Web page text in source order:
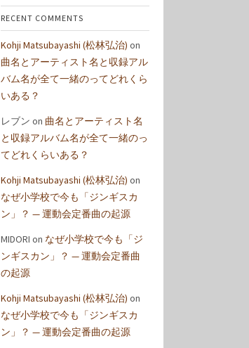
RECENT COMMENTS
Kohji Matsubayashi (松林弘治) on
曲名とアーティスト名と収録アル
バム名が全て一緒のってどれくら
いある？
レブン on 曲名とアーティスト名
と収録アルバム名が全て一緒のっ
てどれくらいある？
Kohji Matsubayashi (松林弘治) on
なぜ小学校で今も「ジンギスカ
ン」？ — 運動会定番曲の起源
MIDORI on なぜ小学校で今も「ジ
ンギスカン」？ — 運動会定番曲
の起源
Kohji Matsubayashi (松林弘治) on
なぜ小学校で今も「ジンギスカ
ン」？ — 運動会定番曲の起源